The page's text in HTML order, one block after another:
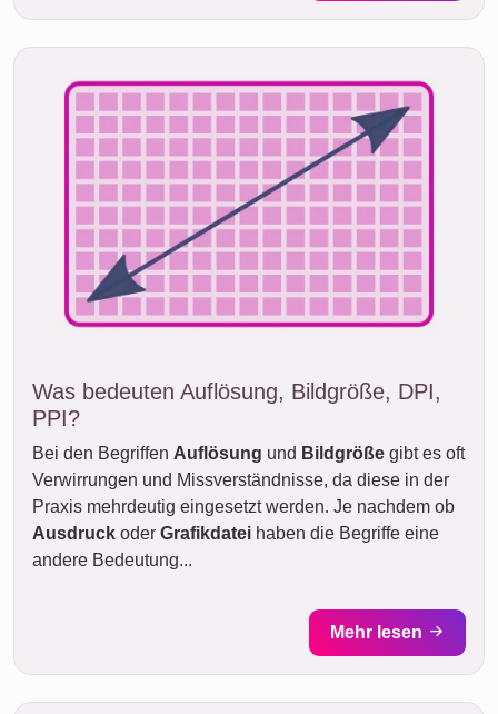
Was bedeuten Auflösung, Bildgröße, DPI,
PPI?
Bei den Begriffen Auflösung und Bildgröße gibt es oft
Verwirrungen und Missverständnisse, da diese in der
Praxis mehrdeutig eingesetzt werden. Je nachdem ob
Ausdruck oder Grafikdatei haben die Begriffe eine
andere Bedeutung...
Mehr lesen